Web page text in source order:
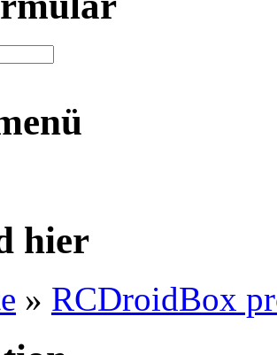
hier
» RCDroidBox